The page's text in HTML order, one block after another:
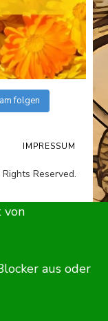
folgen
Reserved.
IMPRESSUM
von
aus oder